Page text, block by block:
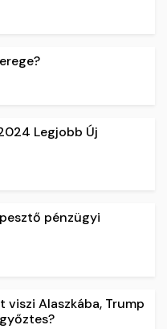
Legjobb Új
pénzügyi
Alaszkába, Trump